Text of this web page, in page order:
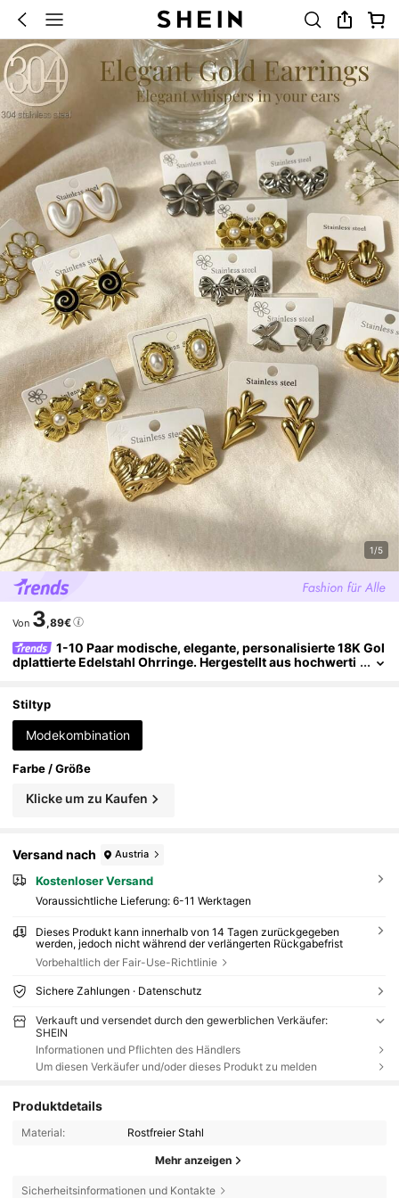
1/5
Von 3,89€
1-10 Paar modische, elegante, personalisierte 18K Gol
dplattierte Edelstahl Ohrringe. Hergestellt aus hochwerti
egante Damen Ohrringe, elegante Ohrringe, elegante lange O
hrringe, Damen Accessoires
Stiltyp
Modekombination
Farbe / Größe
Klicke um zu Kaufen
Versand nach Austria
Kostenloser Versand
Voraussichtliche Lieferung: 6-11 Werktagen
Dieses Produkt kann innerhalb von 14 Tagen zurückgegeben
werden, jedoch nicht während der verlängerten Rückgabefrist
Vorbehaltlich der Fair-Use-Richtlinie
Sichere Zahlungen · Datenschutz
Verkauft und versendet durch den gewerblichen Verkäufer:
SHEIN
Informationen und Pflichten des Händlers
Um diesen Verkäufer und/oder dieses Produkt zu melden
Produktdetails
Material: Rostfreier Stahl
Mehr anzeigen
Sicherheitsinformationen und Kontakte